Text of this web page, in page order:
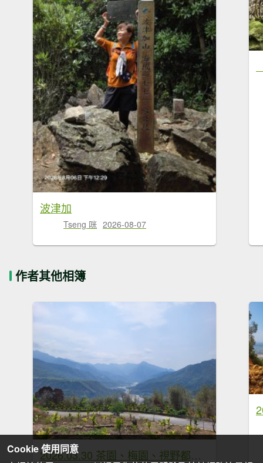
波津加
Tseng 咪 2026-08-07
作者其他相簿
2026.03.30 茶園、梅園、視野都極美的玉打山觀景臺
Cookie 使用同意